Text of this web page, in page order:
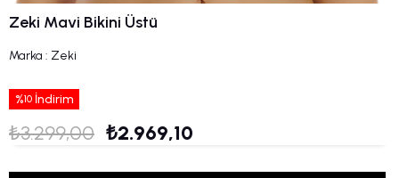
Zeki Mavi Bikini Üstü
Marka : Zeki
%10İndirim
₺3.299,00 ₺2.969,10